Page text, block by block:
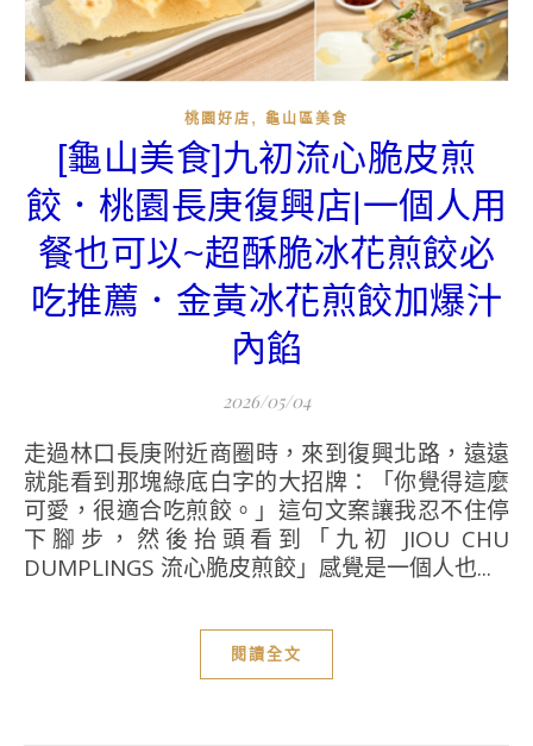
桃園好店 , 龜山區美食
[龜山美食]九初流心脆皮煎
餃．桃園長庚復興店|一個人用
餐也可以~超酥脆冰花煎餃必
吃推薦．金黃冰花煎餃加爆汁
內餡
2026/05/04
走過林口長庚附近商圈時，來到復興北路，遠遠
就能看到那塊綠底白字的大招牌：「你覺得這麼
可愛，很適合吃煎餃。」這句文案讓我忍不住停
下腳步，然後抬頭看到「九初 JIOU CHU
DUMPLINGS 流心脆皮煎餃」感覺是一個人也...
閱讀全文